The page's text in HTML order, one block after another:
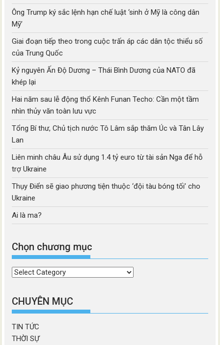
Ông Trump ký sắc lệnh hạn chế luật ‘sinh ở Mỹ là công dân
Mỹ’
Giai đoạn tiếp theo trong cuộc trấn áp các dân tộc thiểu số
của Trung Quốc
Kỷ nguyên Ấn Độ Dương – Thái Bình Dương của NATO đã
khép lại
Hai năm sau lễ động thổ Kênh Funan Techo: Cần một tầm
nhìn thủy văn toàn lưu vực
Tổng Bí thư, Chủ tịch nước Tô Lâm sắp thăm Úc và Tân Lây
Lan
Liên minh châu Âu sử dụng 1.4 tỷ euro từ tài sản Nga để hỗ
trợ Ukraine
Thụy Điển sẽ giao phương tiện thuộc ‘đội tàu bóng tối’ cho
Ukraine
Ai là ma?
Chọn chương mục
Chọn
mục
CHUYÊN MỤC
TIN TỨC
THỜI SỰ